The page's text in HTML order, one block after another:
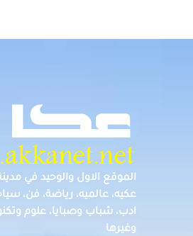
الموقع الاول والوحيد في
عكيه، عالميه، رياضة، فن،
ادب، شباب وصبايا، علوم
وغيرها